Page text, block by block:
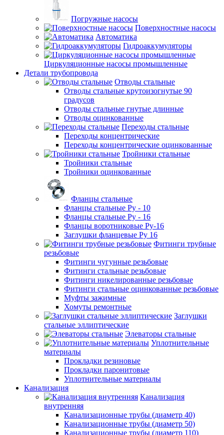
Погружные насосы
Поверхностные насосы
Автоматика
Гидроаккумуляторы
Циркуляционные насосы промышленные
Детали трубопровода
Отводы стальные
Отводы стальные крутоизогнутые 90
градусов
Отводы стальные гнутые длинные
Отводы оцинкованные
Переходы стальные
Переходы концентрические
Переходы концентрические оцинкованные
Тройники стальные
Тройники стальные
Тройники оцинкованные
Фланцы стальные
Фланцы стальные Ру - 10
Фланцы стальные Ру - 16
Фланцы воротниковые Ру-16
Заглушки фланцевые Ру 16
Фитинги трубные
резьбовые
Фитинги чугунные резьбовые
Фитинги стальные резьбовые
Фитинги никелированные резьбовые
Фитинги стальные оцинкованные резьбовые
Муфты зажимные
Хомуты ремонтные
Заглушки
стальные эллиптические
Элеваторы стальные
Уплотнительные
материалы
Прокладки резиновые
Прокладки паронитовые
Уплотнительные материалы
Канализация
Канализация
внутренняя
Канализационные трубы (диаметр 40)
Канализационные трубы (диаметр 50)
Канализационные трубы (диаметр 110)